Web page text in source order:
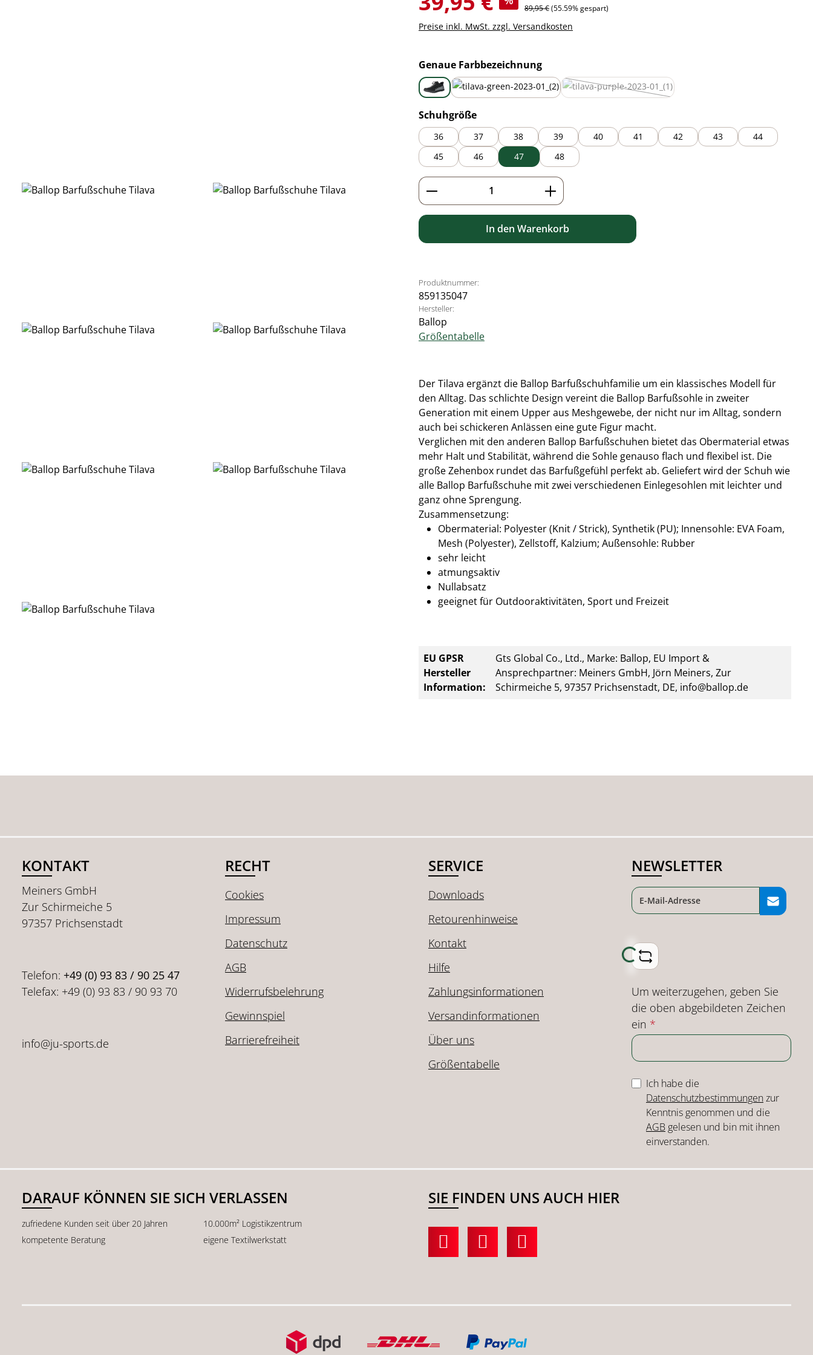
Regulärer Preis:
89,95 €(55.59% gespart)
Preise inkl. MwSt. zzgl. Versandkosten
Genaue Farbbezeichnungauswählen
black purple
(Diese Option ist zurzeit nicht verfügbar.)
Schuhgrößeauswählen
36 37 38 39 40 41 42 43
44
45
46 47 48
Produkt Anzahl: Gib den gewünschten Wert ein oder
In den Warenkorb
Produktnummer:
859135047
Hersteller:
Ballop
Größentabelle
Der Tilava ergänzt die Ballop Barfußschuhfamilie um ein klassisches Modell für
den Alltag. Das schlichte Design vereint die Ballop Barfußsohle in zweiter
Generation mit einem Upper aus Meshgewebe, der nicht nur im Alltag, sondern
auch bei schickeren Anlässen eine gute Figur macht.
Verglichen mit den anderen Ballop Barfußschuhen bietet das Obermaterial etwas
mehr Halt und Stabilität, während die Sohle genauso flach und flexibel ist. Die
große Zehenbox rundet das Barfußgefühl perfekt ab. Geliefert wird der Schuh wie
alle Ballop Barfußschuhe mit zwei verschiedenen Einlegesohlen mit leichter und
ganz ohne Sprengung.
Zusammensetzung:
Obermaterial: Polyester (Knit / Strick), Synthetik (PU); Innensohle: EVA Foam,
Mesh (Polyester), Zellstoff, Kalzium; Außensohle: Rubber
sehr leicht
atmungsaktiv
Nullabsatz
geeignet für Outdooraktivitäten, Sport und Freizeit
EU GPSR
Hersteller
Information:
Gts Global Co., Ltd., Marke: Ballop, EU Import &
Ansprechpartner: Meiners GmbH, Jörn Meiners, Zur
Schirmeiche 5, 97357 Prichsenstadt, DE, info@ballop.de
KONTAKT
Meiners GmbH
Zur Schirmeiche 5
97357 Prichsenstadt
Telefon: +49 (0) 93 83 / 90 25 47
Telefax: +49 (0) 93 83 / 90 93 70
info@ju-sports.de
RECHT
Cookies
Impressum
Datenschutz
AGB
Widerrufsbelehrung
Gewinnspiel
Barrierefreiheit
SERVICE
Downloads
Retourenhinweise
Kontakt
Hilfe
Zahlungsinformationen
Versandinformationen
Über uns
Größentabelle
NEWSLETTER
Loading...
Um weiterzugehen, geben Sie
die oben abgebildeten Zeichen
ein *
Ich habe die
Datenschutzbestimmungenzur
Kenntnis genommen und die
AGB gelesen und bin mit ihnen
einverstanden.
DARAUF KÖNNEN SIE SICH VERLASSEN
zufriedene Kunden seit über 20 Jahren
10.000m² Logistikzentrum
kompetente Beratung
eigene Textilwerkstatt
SIE FINDEN UNS AUCH HIER